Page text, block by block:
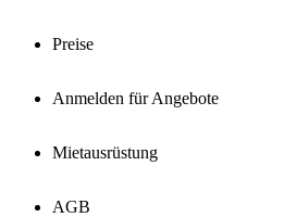
Preise
Anmelden für Angebote
Mietausrüstung
AGB